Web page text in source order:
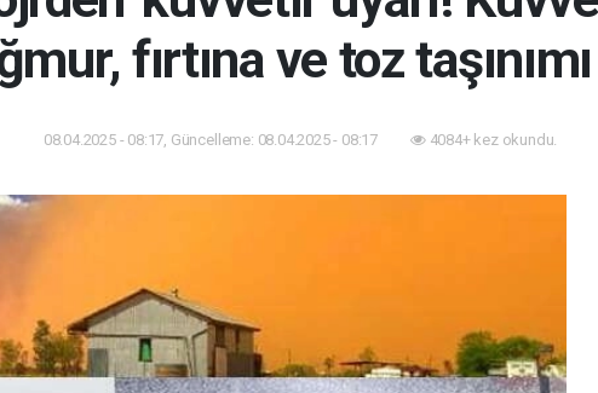
fırtına ve toz
08.04.2025 - 08:17, Güncelleme: 08.04.2025 - 08:17 4084+ kez okundu.